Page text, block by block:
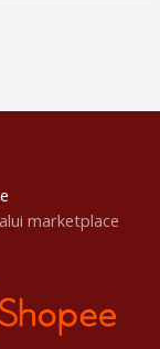
marketplace